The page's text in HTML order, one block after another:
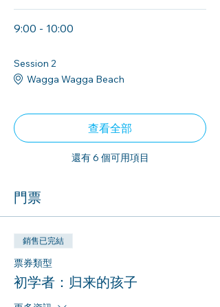
9:00 - 10:00
Session 2
Wagga Wagga Beach
還有 6 個可用項目
查看全部
門票
銷售已完結
票券類型
初学者：归来的孩子